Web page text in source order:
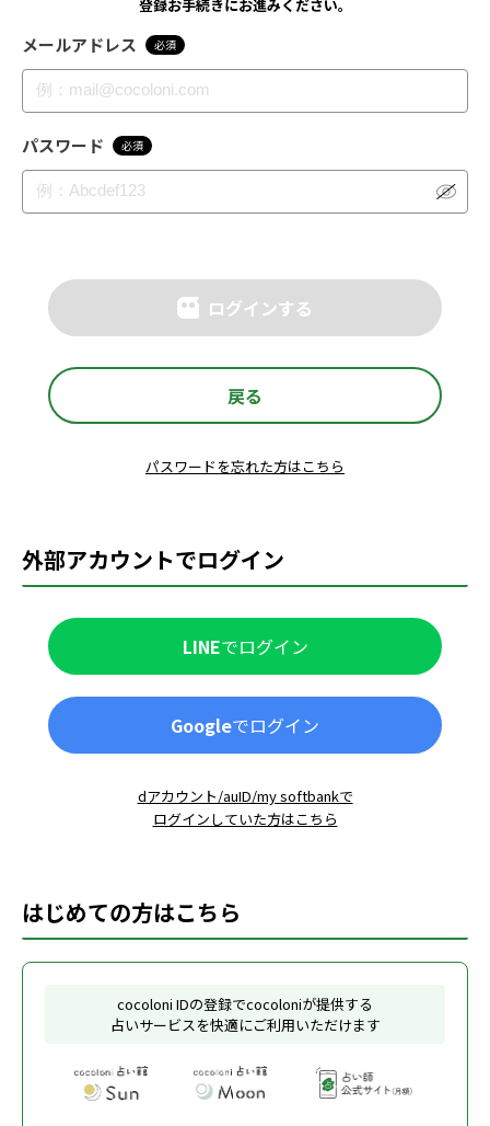
登録お手続きにお進みください。
メールアドレス 必須
パスワード 必須
ログインする
戻る
パスワードを忘れた方はこちら
外部アカウントでログイン
LINEでログイン
Googleでログイン
dアカウント/auID/my softbankで
ログインしていた方はこちら
はじめての方はこちら
cocoloni IDの登録でcocoloniが提供する
占いサービスを快適にご利用いただけます